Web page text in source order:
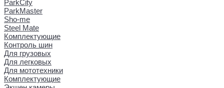
ParkCity
ParkMaster
Sho-me
Steel Mate
Комплектующие
Контроль шин
Для грузовых
Для легковых
Для мототехники
Комплектующие